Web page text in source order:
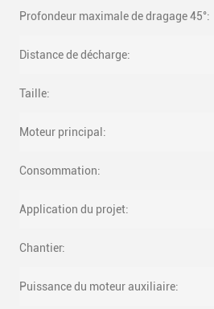
Profondeur maximale de dragage 45°:
Distance de décharge:
Taille:
Moteur principal:
Consommation:
Application du projet:
Chantier:
Puissance du moteur auxiliaire: